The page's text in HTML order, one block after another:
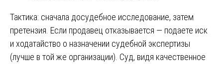
Тактика: сначала досудебное исследование, затем
претензия. Если продавец отказывается — подаете иск
и ходатайство о назначении судебной экспертизы
(лучше в той же организации). Суд, видя качественное